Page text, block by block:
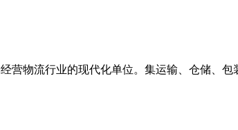
营物流行业的现代化单位。集运输、仓储、